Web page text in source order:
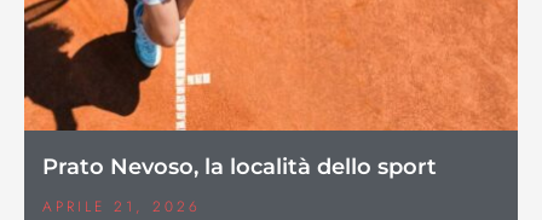
Prato Nevoso, la località dello sport
APRILE 21, 2026